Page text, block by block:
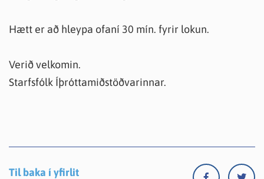
Hætt er að hleypa ofaní 30 mín. fyrir lokun.
Verið velkomin.
Starfsfólk Íþróttamiðstöðvarinnar.
Til baka í yfirlit